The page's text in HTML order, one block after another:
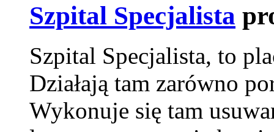
Szpital Specjalista
Szpital Specjalista, to
Działają tam zarówno
Wykonuje się tam